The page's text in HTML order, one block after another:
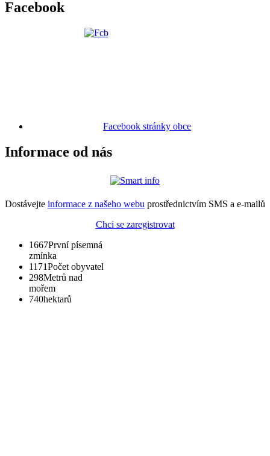
Facebook
Facebook stránky obce
Informace od nás
Dostávejte informace z našeho webu prostřednictvím SMS a e-mailů
Chci se zaregistrovat
1667První písemná
zmínka
1171Počet obyvatel
298Metrů nad
mořem
740hektarů